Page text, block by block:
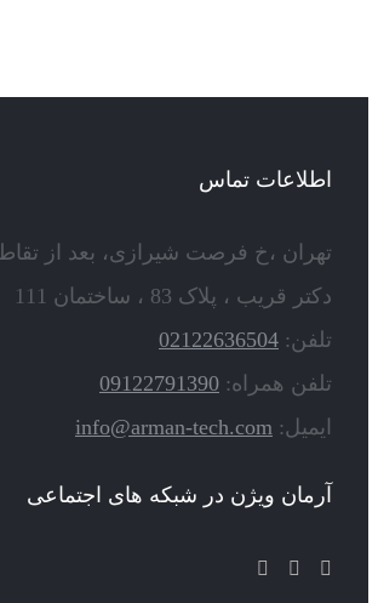
اطلاعات تماس
تهران ،خ فرصت شیرازی، بعد از
دکتر قریب ، پلاک 83 ، ساختمان 111
تلفن: 02122636504
تلفن همراه: 09122791390
ایمیل: info@arman-tech.com
آرمان ویژن در شبکه های اجتماعی